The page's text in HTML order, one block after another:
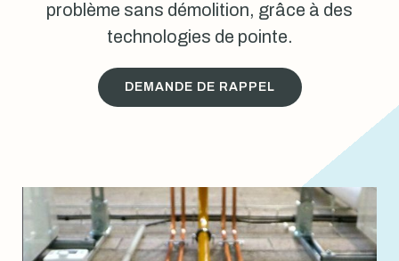
problème sans démolition, grâce à des
technologies de pointe.
DEMANDE DE RAPPEL